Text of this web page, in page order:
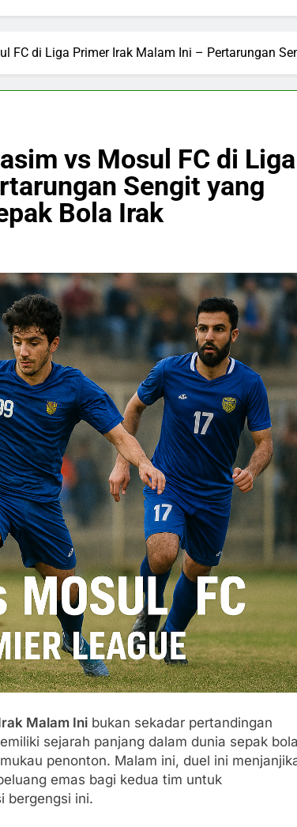
FC di Liga Primer Irak Malam Ini – Pertarungan
vs Mosul FC di Liga
Sengit yang
Bola Irak
Malam Ini bukan sekadar pertandingan
sejarah panjang dalam dunia sepak bola
penonton. Malam ini, duel ini
emas bagi kedua tim untuk
bergengsi ini.